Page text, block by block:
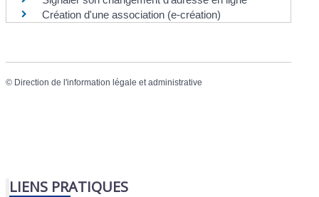
Création d'une association (e-création)
© Direction de l'information légale et administrative
LIENS PRATIQUES